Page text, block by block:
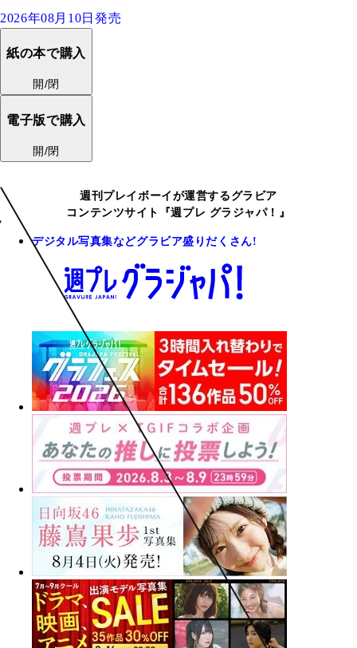
2026年08月10日発売
紙の本で購入
開/閉
電子版で購入
開/閉
週刊プレイボーイが運営するグラビア
コンテンツサイト『週プレ グラジャパ！』
デジタル写真集などグラビア盛りだくさん!